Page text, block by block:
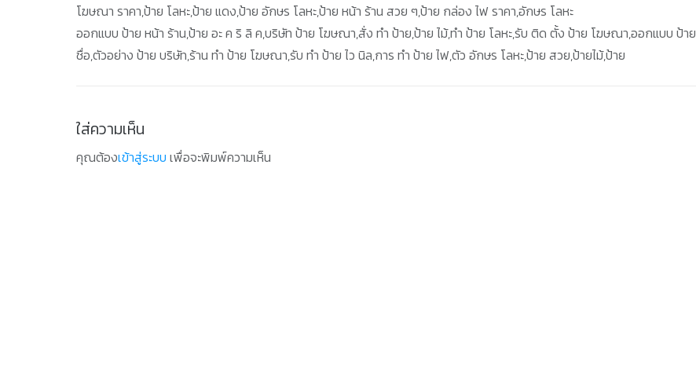
โฆษณา ราคา,ป้าย โลหะ,ป้าย แดง,ป้าย อักษร โลหะ,ป้าย หน้า ร้าน สวย ๆ,ป้าย กล่อง ไฟ ราคา,อักษร โลหะ
ออกแบบ ป้าย หน้า ร้าน,ป้าย อะ ค ริ ลิ ค,บริษัท ป้าย โฆษณา,สั่ง ทำ ป้าย,ป้าย ไม้,ทำ ป้าย โลหะ,รับ ติด ตั้ง ป้าย โฆษณา,ออกแบบ ป้าย
ชื่อ,ตัวอย่าง ป้าย บริษัท,ร้าน ทำ ป้าย โฆษณา,รับ ทำ ป้าย ไว นิล,การ ทํา ป้าย ไฟ,ตัว อักษร โลหะ,ป้าย สวย,ป้ายไม้,ป้าย
ใส่ความเห็น
คุณต้องเข้าสู่ระบบ เพื่อจะพิมพ์ความเห็น